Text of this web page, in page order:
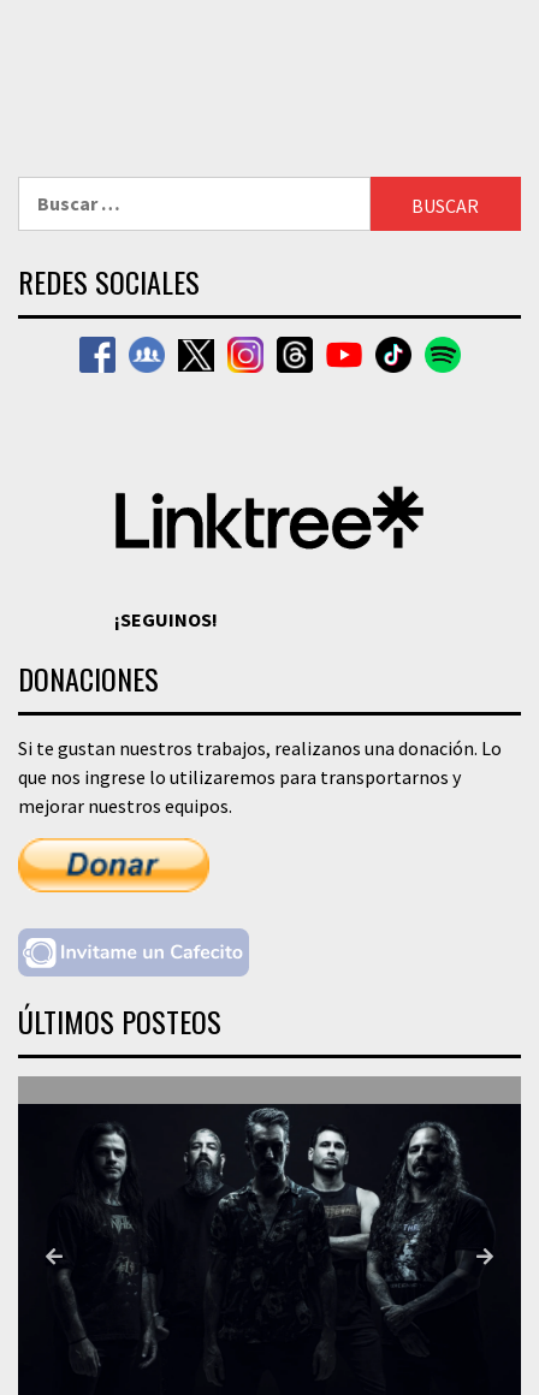
REDES SOCIALES
¡SEGUINOS!
DONACIONES
Si te gustan nuestros trabajos, realizanos una donación. Lo
que nos ingrese lo utilizaremos para transportarnos y
mejorar nuestros equipos.
ÚLTIMOS POSTEOS